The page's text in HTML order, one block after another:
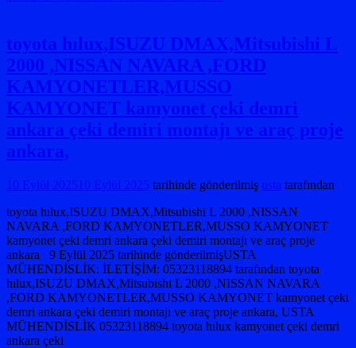
toyota hılux,ISUZU DMAX,Mitsubishi L
2000 ,NISSAN NAVARA ,FORD
KAMYONETLER,MUSSO
KAMYONET kamyonet çeki demri
ankara çeki demiri montajı ve araç proje
ankara,
10 Eylül 2025 10 Eylül 2025 tarihinde gönderilmiş usta tarafından
toyota hılux,ISUZU DMAX,Mitsubishi L 2000 ,NISSAN
NAVARA ,FORD KAMYONETLER,MUSSO KAMYONET
kamyonet çeki demri ankara çeki demiri montajı ve araç proje
ankara 9 Eylül 2025 tarihinde gönderilmişUSTA
MÜHENDİSLİK: İLETİŞİM: 05323118894 tarafından toyota
hılux,ISUZU DMAX,Mitsubishi L 2000 ,NISSAN NAVARA
,FORD KAMYONETLER,MUSSO KAMYONET kamyonet çeki
demri ankara çeki demiri montajı ve araç proje ankara, USTA
MÜHENDİSLİK 05323118894 toyota hılux kamyonet çeki demri
ankara çeki